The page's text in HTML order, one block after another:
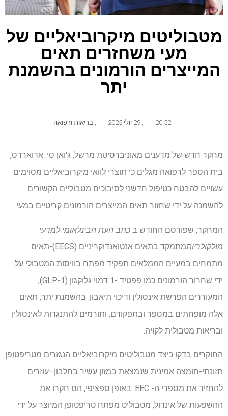
מטבוליטים מיקרוביאליים של
מעי משחזרים תאים
המייצרים הורמונים בהשמנת
יתר
20:52 29 יולי 2025 בריאות ורפואה
מחקר חדש של מדענים מאוניברסיטת מרשל, ג'ואן סי. אדוארדס,
בית הספר לרפואה מגלים כי תוצרי לוואי מיקרוביאליים מסוימים
עשויים להבטח כטיפול חדשני לסיבוכים מטבוליים הקשורים
להשמנה על ידי שחזור תאים המייצרים הורמונים קריטיים במעי.
המחקר, שפורסם החודש ב כתב העת הבינלאומי למדעי
מולקולריות
מתמקד בתאים אנטואנדוקריניים (EECS)-תאים
מתמחים במעיים הממלאים תפקיד מפתח בוויסות המטבולי על
ידי שחרור הורמונים כמו פפטיד -1 דמוי גלוקגון (GLP-1),
המעוררים הפרשת אינסולין ודיכוי תיאבון. בהשמנת יתר, תאים
אלה מופחתים במספר ובתפקודם, ותורמים להתנגדות לאינסולין
ובריאות מטבולית לקויה.
החוקרים בדקו כיצד מטבוליטים מיקרוביאליים הנגזרים מטריפטופן
תזונתי-חומצה אמינית שנמצאת במזון עשיר בחלבון–עוזרים
להחזיר את מספרי ה- EEC. באופן ספציפי, הם חקרו את
ההשפעות של אינדול, מטבוליט מפתח טריפטופן המיוצר על ידי